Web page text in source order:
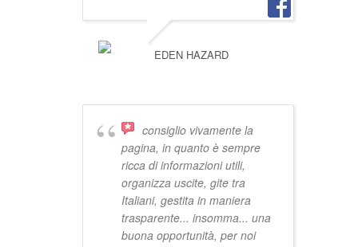
EDEN HAZARD
consiglio vivamente la
pagina, in quanto è sempre
ricca di informazioni utili,
organizza uscite, gite tra
Italiani, gestita in maniera
trasparente... insomma... una
buona opportunità, per noi